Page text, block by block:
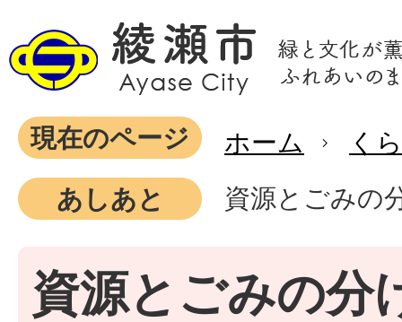
現在のページ ホーム
く
あしあと
資源とごみの
資源とごみの分